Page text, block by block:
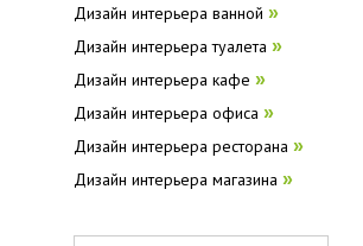
Дизайн интерьера ванной »
Дизайн интерьера туалета »
Дизайн интерьера кафе »
Дизайн интерьера офиса »
Дизайн интерьера ресторана »
Дизайн интерьера магазина »